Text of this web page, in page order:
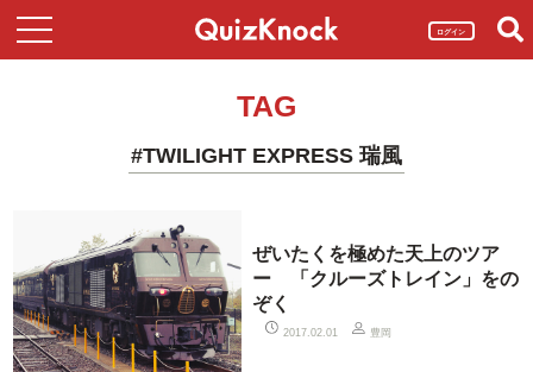
ログイン
TAG
#TWILIGHT EXPRESS 瑞風
ぜいたくを極めた天上のツア
ー 「クルーズトレイン」をの
ぞく
2017.02.01 豊岡